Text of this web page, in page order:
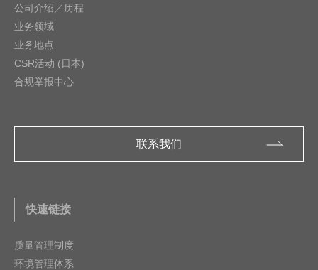
公司介绍／历程
业务领域
业务地点
CSR活动 (日本)
合规举报中心
联系我们
快速链接
质量管理制度
环境管理体系